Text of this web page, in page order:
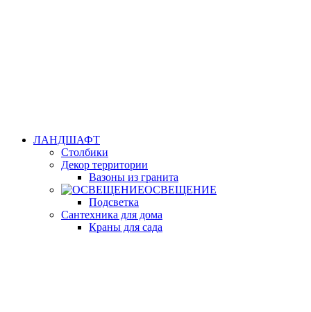
ЛАНДШАФТ
Столбики
Декор территории
Вазоны из гранита
ОСВЕЩЕНИЕ
Подсветка
Сантехника для дома
Краны для сада